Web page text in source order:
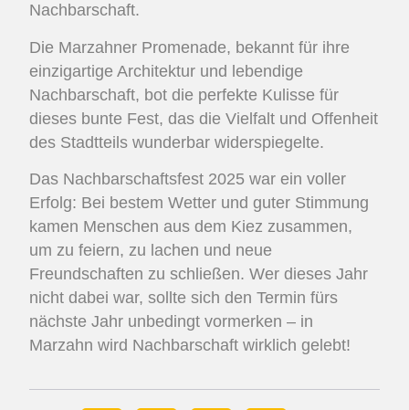
Nachbarschaft.
Die Marzahner Promenade, bekannt für ihre
einzigartige Architektur und lebendige
Nachbarschaft, bot die perfekte Kulisse für
dieses bunte Fest, das die Vielfalt und Offenheit
des Stadtteils wunderbar widerspiegelte.
Das Nachbarschaftsfest 2025 war ein voller
Erfolg: Bei bestem Wetter und guter Stimmung
kamen Menschen aus dem Kiez zusammen,
um zu feiern, zu lachen und neue
Freundschaften zu schließen. Wer dieses Jahr
nicht dabei war, sollte sich den Termin fürs
nächste Jahr unbedingt vormerken – in
Marzahn wird Nachbarschaft wirklich gelebt!